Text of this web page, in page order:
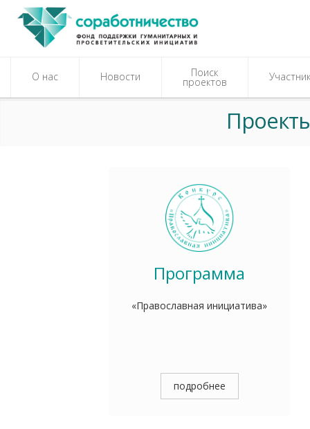
О нас Новости Поиск
проектов
Программа
«Православная инициатива»
подробнее